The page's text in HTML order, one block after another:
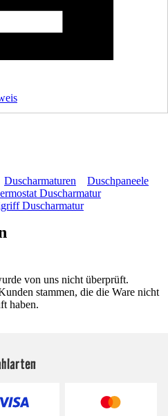
Duscharmaturen
Duschpaneele
Duscharmatur
Duscharmatur
von uns nicht überprüft.
stammen, die die Ware nicht
haben.